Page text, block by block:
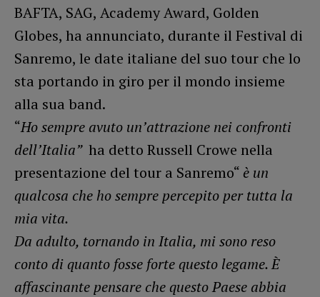
BAFTA, SAG, Academy Award, Golden
Globes, ha annunciato, durante il Festival di
Sanremo, le date italiane del suo tour che lo
sta portando in giro per il mondo insieme
alla sua band.
“Ho sempre avuto un’attrazione nei confronti
dell’Italia” ha detto Russell Crowe nella
presentazione del tour a Sanremo“ è un
qualcosa che ho sempre percepito per tutta la
mia vita.
Da adulto, tornando in Italia, mi sono reso
conto di quanto fosse forte questo legame. È
affascinante pensare che questo Paese abbia